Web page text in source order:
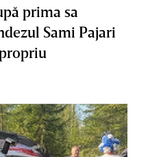
prima sa
Sami Pajari